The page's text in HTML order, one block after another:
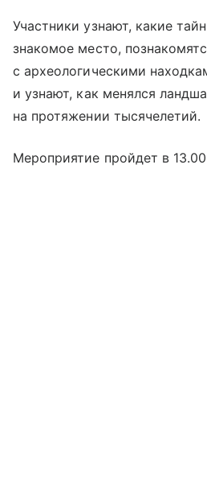
Участники узнают, какие
знакомое место,
с археологическими
и узнают, как менялся
на протяжении тысячелетий.
Мероприятие пройдет в